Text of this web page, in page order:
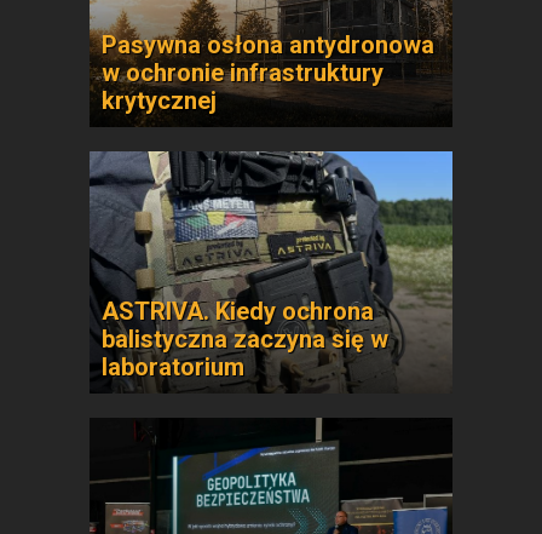
Pasywna osłona antydronowa
w ochronie infrastruktury
krytycznej
ASTRIVA. Kiedy ochrona
balistyczna zaczyna się w
laboratorium